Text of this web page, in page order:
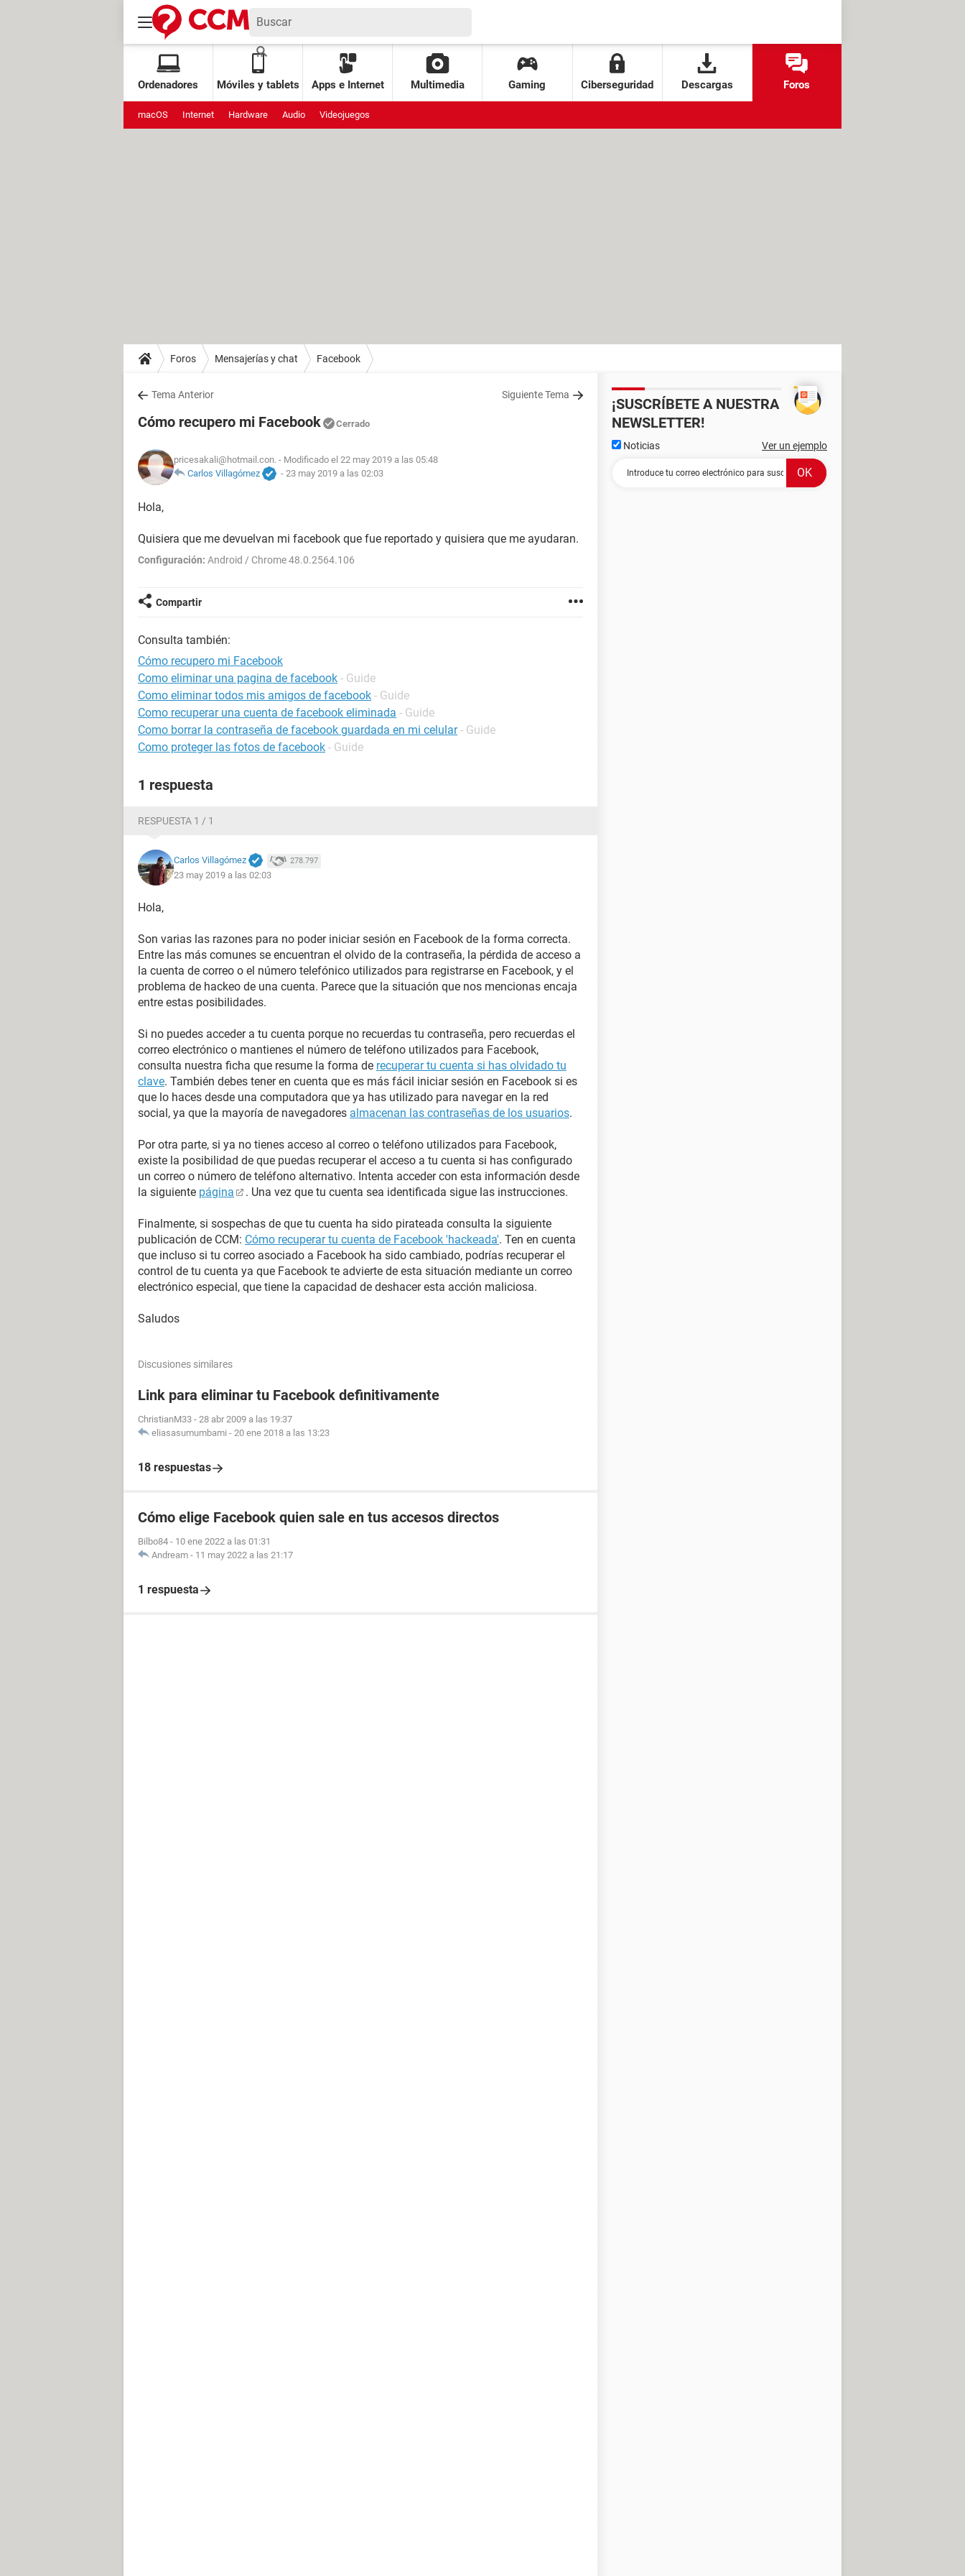
Ordenadores Móviles y tablets Apps e Internet Multimedia Gaming Ciberseguridad Descargas Foros
macOS Internet Hardware Audio Videojuegos
Foros Mensajerías y chat Facebook
Tema Anterior Siguiente Tema
Cómo recupero mi Facebook Cerrado
pricesakali@hotmail.con. - Modificado el 22 may 2019 a las 05:48
Carlos Villagómez
- 23 may 2019 a las 02:03
Hola,
Quisiera que me devuelvan mi facebook que fue reportado y quisiera que me ayudaran.
Configuración: Android / Chrome 48.0.2564.106
Compartir
Consulta también:
Cómo recupero mi Facebook
Como eliminar una pagina de facebook - Guide
Como eliminar todos mis amigos de facebook - Guide
Como recuperar una cuenta de facebook eliminada - Guide
Como borrar la contraseña de facebook guardada en mi celular - Guide
Como proteger las fotos de facebook - Guide
1 respuesta
RESPUESTA 1 / 1
Carlos Villagómez 278.797
23 may 2019 a las 02:03
Hola,
Son varias las razones para no poder iniciar sesión en Facebook de la forma correcta.
Entre las más comunes se encuentran el olvido de la contraseña, la pérdida de acceso a
la cuenta de correo o el número telefónico utilizados para registrarse en Facebook, y el
problema de hackeo de una cuenta. Parece que la situación que nos mencionas encaja
entre estas posibilidades.
Si no puedes acceder a tu cuenta porque no recuerdas tu contraseña, pero recuerdas el
correo electrónico o mantienes el número de teléfono utilizados para Facebook,
consulta nuestra ficha que resume la forma de recuperar tu cuenta si has olvidado tu
clave. También debes tener en cuenta que es más fácil iniciar sesión en Facebook si es
que lo haces desde una computadora que ya has utilizado para navegar en la red
social, ya que la mayoría de navegadores almacenan las contraseñas de los usuarios.
Por otra parte, si ya no tienes acceso al correo o teléfono utilizados para Facebook,
existe la posibilidad de que puedas recuperar el acceso a tu cuenta si has configurado
un correo o número de teléfono alternativo. Intenta acceder con esta información desde
la siguiente página . Una vez que tu cuenta sea identificada sigue las instrucciones.
Finalmente, si sospechas de que tu cuenta ha sido pirateada consulta la siguiente
publicación de CCM: Cómo recuperar tu cuenta de Facebook 'hackeada'. Ten en cuenta
que incluso si tu correo asociado a Facebook ha sido cambiado, podrías recuperar el
control de tu cuenta ya que Facebook te advierte de esta situación mediante un correo
electrónico especial, que tiene la capacidad de deshacer esta acción maliciosa.
Saludos
Discusiones similares
Link para eliminar tu Facebook definitivamente
ChristianM33 - 28 abr 2009 a las 19:37
eliasasumumbami - 20 ene 2018 a las 13:23
18 respuestas
Cómo elige Facebook quien sale en tus accesos directos
Bilbo84 - 10 ene 2022 a las 01:31
Andream - 11 may 2022 a las 21:17
1 respuesta
¡SUSCRÍBETE A NUESTRA
NEWSLETTER!
Noticias Ver un ejemplo